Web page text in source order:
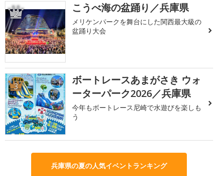
2 こうべ海の盆踊り／兵庫県
メリケンパークを舞台にした関西最大級の
盆踊り大会
3
ボートレースあまがさき ウォ
ーターパーク2026／兵庫県
今年もボートレース尼崎で水遊びを楽しも
う
兵庫県の夏の人気イベントランキング